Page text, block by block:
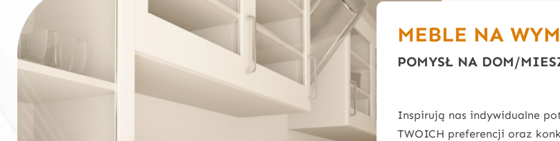
MEBLE NA
POMYSŁ NA DOM/
Inspirują nas indywidualne
TWOICH preferencji oraz